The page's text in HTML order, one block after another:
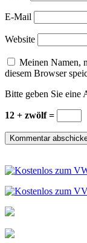
E-Mail
Website
Meinen Namen,
diesem Browser
Bitte geben Sie
12 + zwölf =